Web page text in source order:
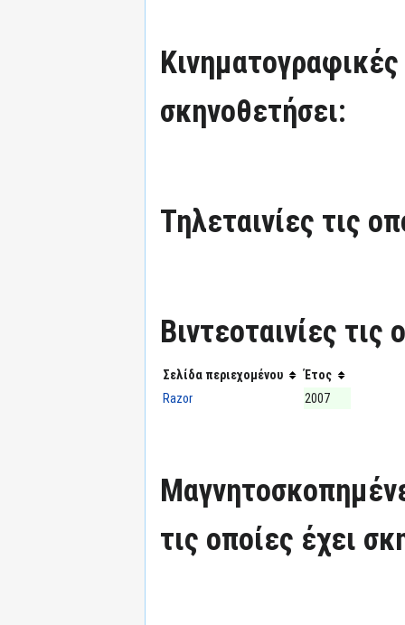
Κινηματογραφικές
σκηνοθετήσει:
Τηλεταινίες τις
Βιντεοταινίες
Σελίδα περιεχομένου
Έτος
Razor
2007
τις οποίες έχει